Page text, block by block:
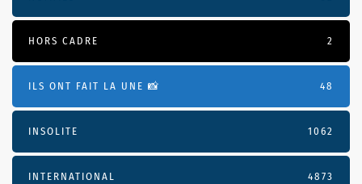
HORS CADRE 2
ILS ONT FAIT LA UNE 📸 48
INSOLITE 1062
INTERNATIONAL 4873